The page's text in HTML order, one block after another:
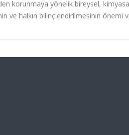
korunmaya yönelik bireysel,
halkın bilinçlendirilmesinin önemi